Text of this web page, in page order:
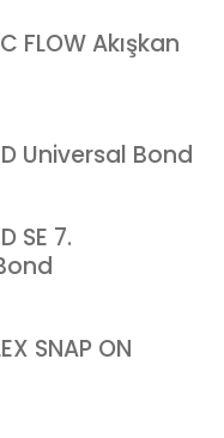
FLOW Akışkan
Universal Bond
SE 7.
SNAP ON